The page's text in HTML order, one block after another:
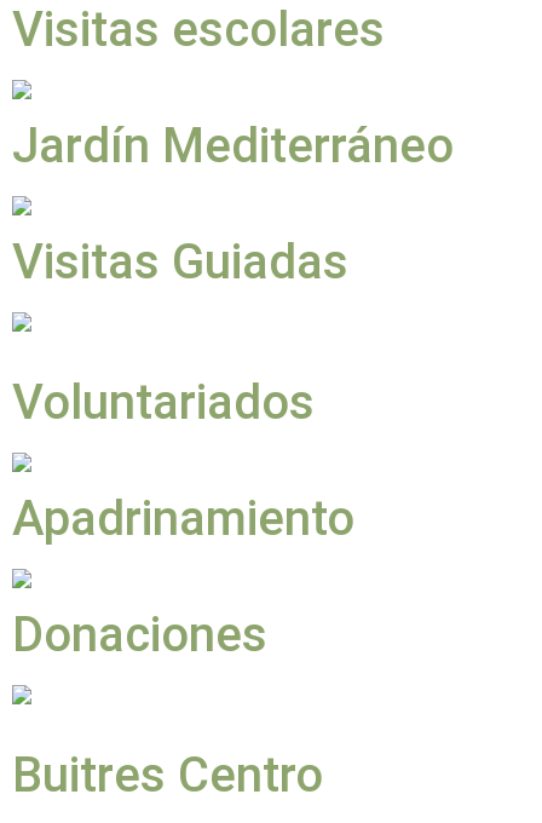
Visitas escolares
Jardín Mediterráneo
Visitas Guiadas
Voluntariados
Apadrinamiento
Donaciones
Buitres Centro